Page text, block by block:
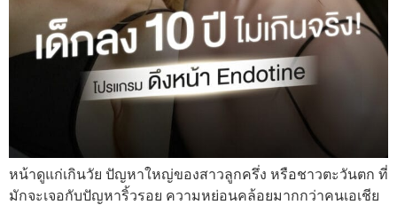
หน้าดูแก่เกินวัย ปัญหาใหญ่ของสาวลูกครึ่ง หรือชาวตะวันตก ที่
มักจะเจอกับปัญหาริ้วรอย ความหย่อนคล้อยมากกว่าคนเอเชีย